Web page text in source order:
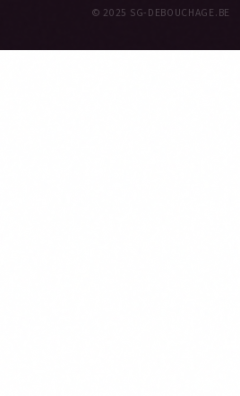
© 2025 SG-DEBOUCHAGE.BE